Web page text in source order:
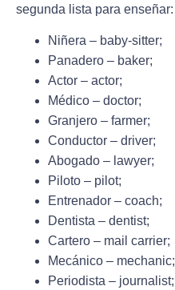
segunda lista para enseñar:
Niñera – baby-sitter;
Panadero – baker;
Actor – actor;
Médico – doctor;
Granjero – farmer;
Conductor – driver;
Abogado – lawyer;
Piloto – pilot;
Entrenador – coach;
Dentista – dentist;
Cartero – mail carrier;
Mecánico – mechanic;
Periodista – journalist;